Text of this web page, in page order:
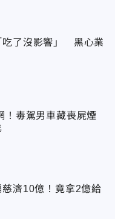
吃了沒影響」 黑心業
！毒駕男車藏喪屍煙
濟10億！竟拿2億給